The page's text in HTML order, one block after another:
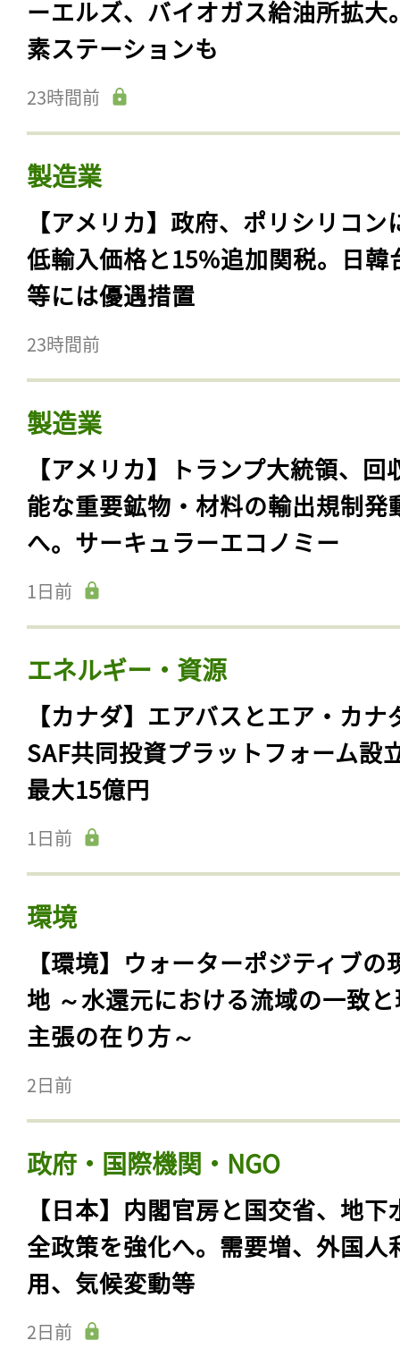
ーエルズ、バイオガス給油所拡大
素ステーションも
23時間前
製造業
【アメリカ】政府、ポリシリコン
低輸入価格と15%追加関税。日韓
等には優遇措置
23時間前
製造業
【アメリカ】トランプ大統領、回
能な重要鉱物・材料の輸出規制発
へ。サーキュラーエコノミー
1日前
エネルギー・資源
【カナダ】エアバスとエア・カナ
SAF共同投資プラットフォーム設
最大15億円
1日前
環境
【環境】ウォーターポジティブの
地 ～水還元における流域の一致
主張の在り方～
2日前
政府・国際機関・NGO
【日本】内閣官房と国交省、地下
全政策を強化へ。需要増、外国人
用、気候変動等
2日前